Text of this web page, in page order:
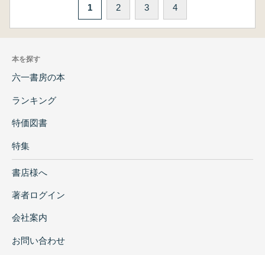
1 2 3 4
本を探す
六一書房の本
ランキング
特価図書
特集
書店様へ
著者ログイン
会社案内
お問い合わせ